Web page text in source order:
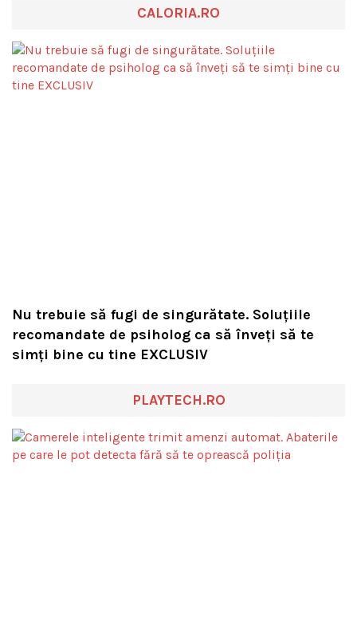
CALORIA.RO
Nu trebuie să fugi de singurătate. Soluțiile
recomandate de psiholog ca să înveți să te
simți bine cu tine EXCLUSIV
PLAYTECH.RO